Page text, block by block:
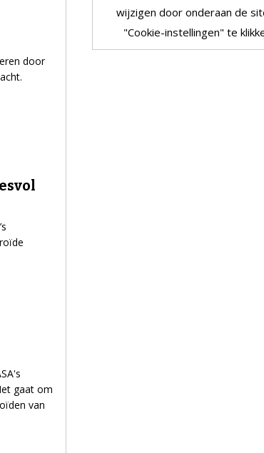
door
gaat om
van
wijzigen door onderaan de
"Cookie-instellingen" te